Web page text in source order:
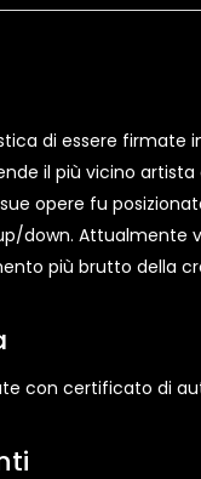
di essere firmate
il più vicino
opere fu
down. Attualmente
più brutto della
con certificato di